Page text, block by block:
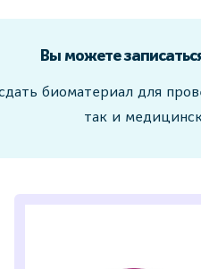
Вы можете
биоматериал для
так и